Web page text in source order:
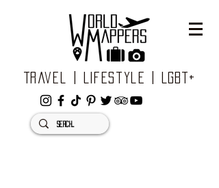
Travel | Lifestyle | LGBT+